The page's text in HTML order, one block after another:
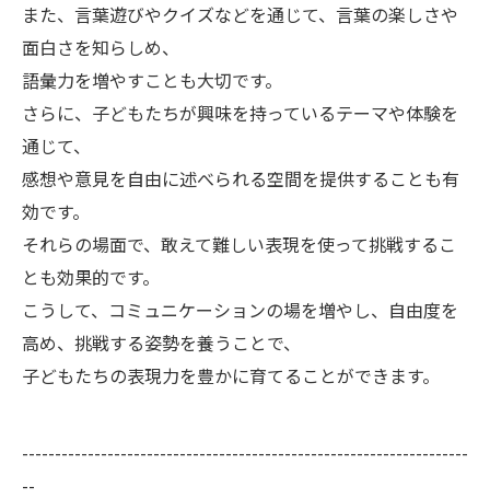
また、言葉遊びやクイズなどを通じて、言葉の楽しさや
面白さを知らしめ、
語彙力を増やすことも大切です。
さらに、子どもたちが興味を持っているテーマや体験を
通じて、
感想や意見を自由に述べられる空間を提供することも有
効です。
それらの場面で、敢えて難しい表現を使って挑戦するこ
とも効果的です。
こうして、コミュニケーションの場を増やし、自由度を
高め、挑戦する姿勢を養うことで、
子どもたちの表現力を豊かに育てることができます。
--------------------------------------------------------------------
--